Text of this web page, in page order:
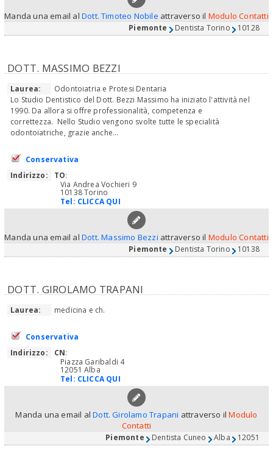
Manda una email al Dott. Timoteo Nobile attraverso il Modulo Contatti
Piemonte Dentista Torino 10128
DOTT. MASSIMO BEZZI
Laurea:
Odontoiatria e Protesi Dentaria
Lo Studio Dentistico del Dott. Bezzi Massimo ha iniziato l'attività nel
1990. Da allora si offre professionalità, competenza e
correttezza. Nello Studio vengono svolte tutte le specialità
odontoiatriche, grazie anche...
Conservativa
Indirizzo:
TO:
Via Andrea Vochieri 9
10138 Torino
Tel: CLICCA QUI
Manda una email alDott. Massimo Bezzi attraverso il Modulo Contatti
Piemonte Dentista Torino 10138
DOTT. GIROLAMO TRAPANI
Laurea: medicina e ch.
Conservativa
Indirizzo:
CN:
Piazza Garibaldi 4
12051 Alba
Tel: CLICCA QUI
Manda una email alDott. Girolamo Trapani attraverso ilModulo
Contatti
Piemonte Dentista Cuneo Alba 12051